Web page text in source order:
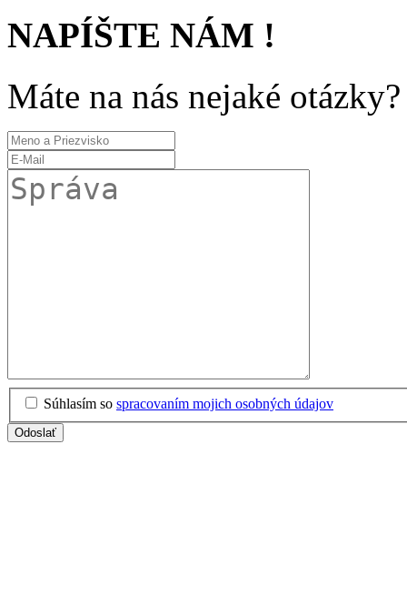
NAPÍŠTE NÁM !
Máte na nás nejaké
Súhlasím so spracovaním mojich osobných údajov
Odoslať